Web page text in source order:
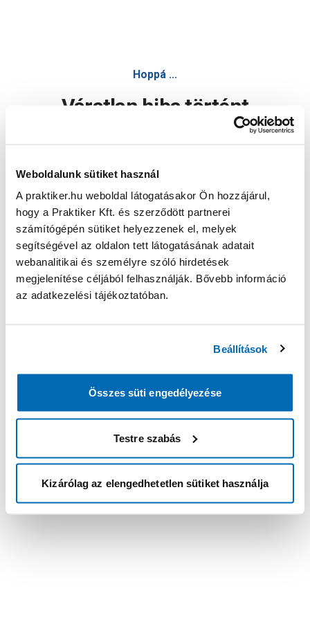
Weboldalunk sütiket használ
A praktiker.hu weboldal látogatásakor Ön hozzájárul,
hogy a Praktiker Kft. és szerződött partnerei
számítógépén sütiket helyezzenek el, melyek
segítségével az oldalon tett látogatásának adatait
webanalitikai és személyre szóló hirdetések
megjelenítése céljából felhasználják. Bővebb információ
az adatkezelési tájékoztatóban.
Beállítások
Összes süti engedélyezése
Testre szabás
Kizárólag az elengedhetetlen sütiket használja
Hoppá ...
Váratlan hiba történt
Oldal újratöltése